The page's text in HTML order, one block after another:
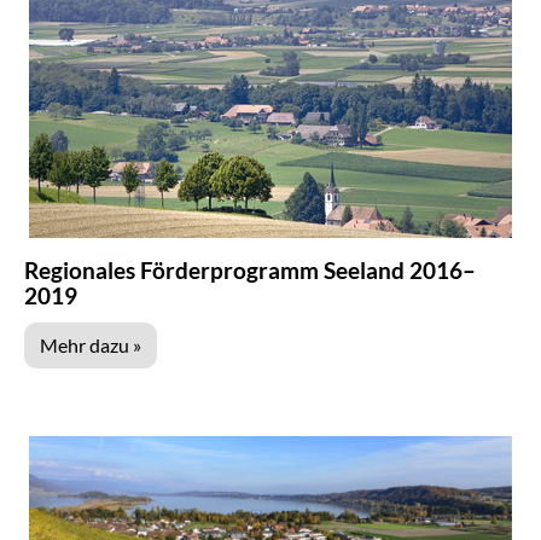
Regionales Förderprogramm Seeland 2016–
2019
Mehr dazu »